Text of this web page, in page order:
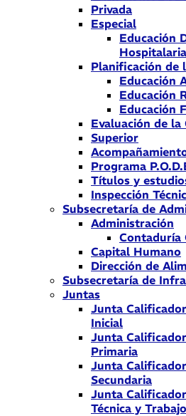
Privada
Especial
Educación
Hospitalaria
Planificación de
Educación
Educación
Educación
Evaluación de la
Superior
Programa
Títulos y
Inspección
Subsecretaría de
Administración
Contaduría
Capital Humano
Dirección de
Subsecretaría de
Juntas
Junta
Inicial
Junta
Primaria
Junta
Secundaria
Junta
Técnica y Trabajo